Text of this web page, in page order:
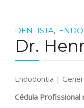
DENTISTA,
Dr.
Endodontia |
Cédula Profissional